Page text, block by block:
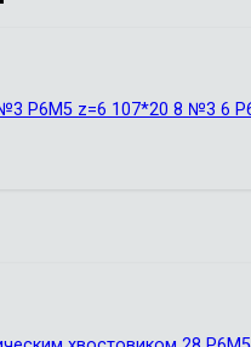
Р6М5 z=6 107*20 8 №3 6